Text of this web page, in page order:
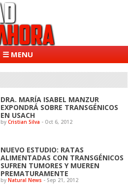
☰ MENU
DRA. MARÍA ISABEL MANZUR
EXPONDRÁ SOBRE TRANSGÉNICOS
EN USACH
byCristian Silva - Oct 6, 2012
NUEVO ESTUDIO: RATAS
ALIMENTADAS CON TRANSGÉNICOS
SUFREN TUMORES Y MUEREN
PREMATURAMENTE
byNatural News - Sep 21, 2012